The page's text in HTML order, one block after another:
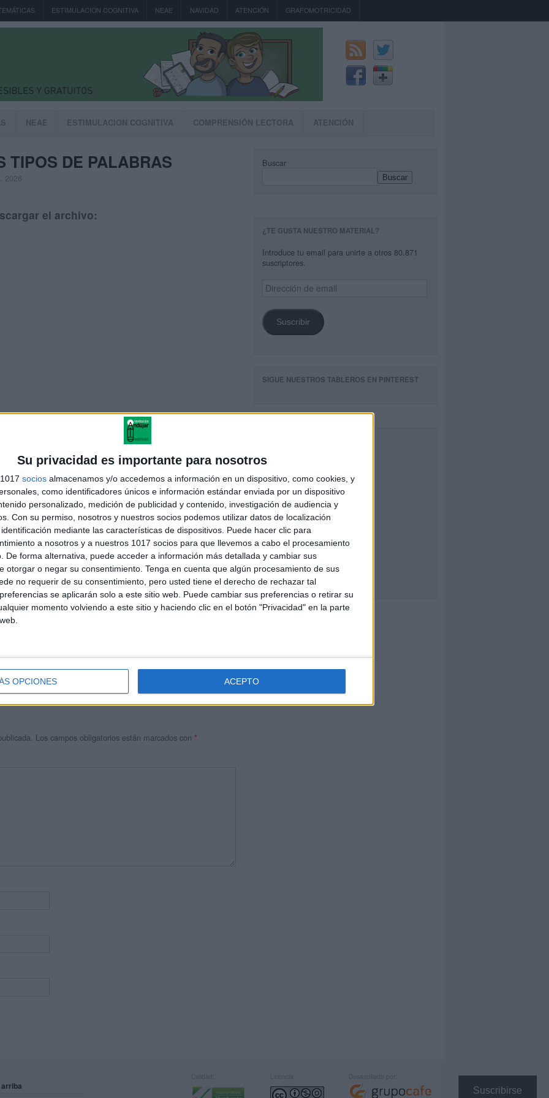
Su privacidad es importante para nosotros
socios almacenamos y/o accedemos a información en un dispositivo, como cookies, y
como identificadores únicos e información estándar enviada por un dispositivo
personalizado, medición de publicidad y contenido, investigación de audiencia y
Con su permiso, nosotros y nuestros socios podemos utilizar datos de localización
mediante las características de dispositivos. Puede hacer clic para
a nosotros y a nuestros 1017 socios para que llevemos a cabo el procesamiento
De forma alternativa, puede acceder a información más detallada y cambiar sus
otorgar o negar su consentimiento. Tenga en cuenta que algún procesamiento de sus
no requerir de su consentimiento, pero usted tiene el derecho de rechazar tal
se aplicarán solo a este sitio web. Puede cambiar sus preferencias o retirar su
momento volviendo a este sitio y haciendo clic en el botón "Privacidad" en la parte
OPCIONES ACEPTO
Suscribirse
ESTIMULACION COGNITIVA NEAE NAVIDAD ATENCIÓN GRAFOMOTRICIDAD
NEAE ESTIMULACION COGNITIVA COMPRENSIÓN LECTORA ATENCIÓN
TIPOS DE PALABRAS
2026
el archivo:
un blog, es la apuesta personal de dos profesores Ginés y
son los encargados de los contenidos que encontramos
la mayor parte del tiempo, que sus tareas como docentes, y
les permite.
importantes para el aprendizaje de los estudiantes los
seguir aprendiendo.
Los campos obligatorios están marcados con *
Buscar
Buscar
¿TE GUSTA NUESTRO MATERIAL?
Introduce tu email para unirte a otros 80.871
suscriptores.
Dirección
de
Suscribir
SIGUE NUESTROS TABLEROS EN PINTEREST